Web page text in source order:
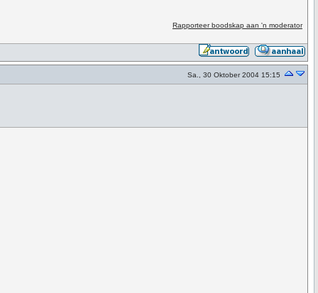
Rapporteer boodskap aan 'n moderator
Sa., 30 Oktober 2004 15:15